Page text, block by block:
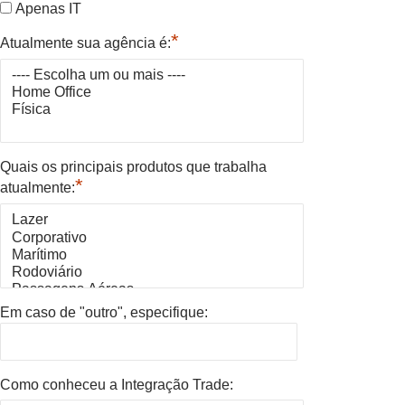
Apenas IT
Atualmente sua agência é:*
Quais os principais produtos que trabalha
atualmente:*
Em caso de "outro", especifique:
Como conheceu a Integração Trade: